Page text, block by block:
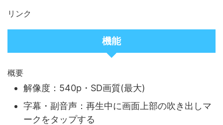
リンク
機能
概要
解像度：540p・SD画質(最大)
字幕・副音声：再生中に画面上部の吹き出しマ
ークをタップする